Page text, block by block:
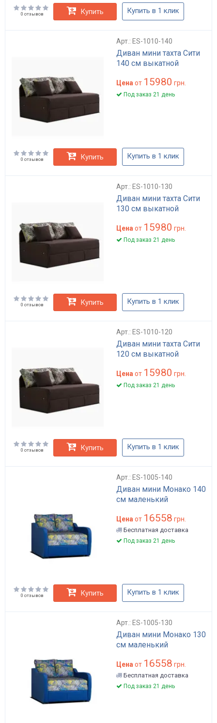
0 отзывов Купить Купить в 1 клик
Арт.: ES-1010-140
Диван мини тахта Сити
140 см выкатной
Цена от 15980 грн.
Под заказ 21 день
0 отзывов Купить Купить в 1 клик
Арт.: ES-1010-130
Диван мини тахта Сити
130 см выкатной
Цена от 15980 грн.
Под заказ 21 день
0 отзывов Купить Купить в 1 клик
Арт.: ES-1010-120
Диван мини тахта Сити
120 см выкатной
Цена от 15980 грн.
Под заказ 21 день
0 отзывов Купить Купить в 1 клик
Арт.: ES-1005-140
Диван мини Монако 140
см маленький
Цена от 16558 грн.
Бесплатная доставка
Под заказ 21 день
0 отзывов Купить Купить в 1 клик
Арт.: ES-1005-130
Диван мини Монако 130
см маленький
Цена от 16558 грн.
Бесплатная доставка
Под заказ 21 день